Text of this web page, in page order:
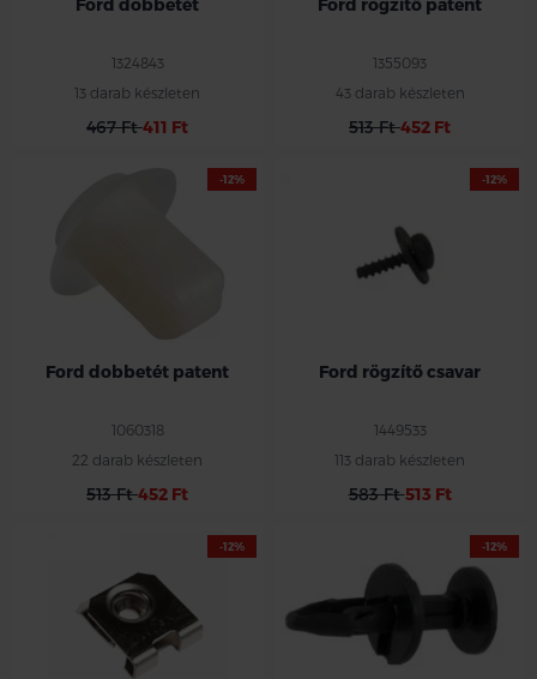
1324843
13 darab készleten
467 Ft411 Ft
1355093
43 darab készleten
513 Ft452 Ft
-12%
Ford dobbetét patent
1060318
22 darab készleten
513 Ft452 Ft
-12%
Ford rögzítő csavar
1449533
113 darab készleten
583 Ft513 Ft
-12% -12%